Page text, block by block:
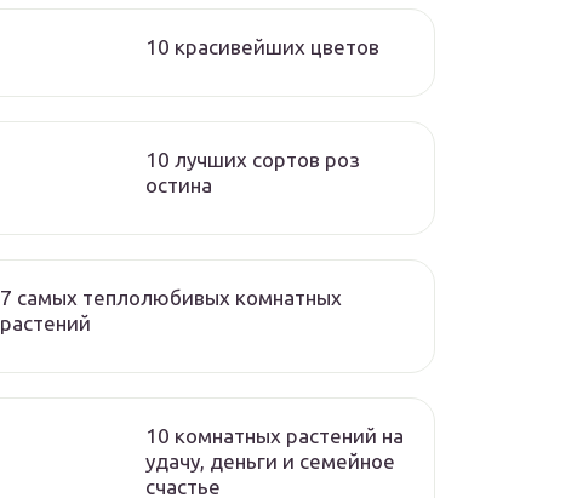
10 красивейших цветов
10 лучших сортов роз
остина
7 самых теплолюбивых комнатных
растений
10 комнатных растений на
удачу, деньги и семейное
счастье